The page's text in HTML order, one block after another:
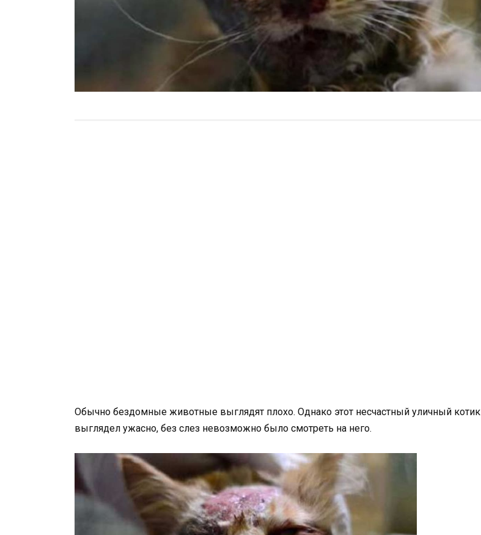
Обычно бездомные животные выглядят плохо. Однако этот несчастный уличный котик
выглядел ужасно, без слез невозможно было смотреть на него.